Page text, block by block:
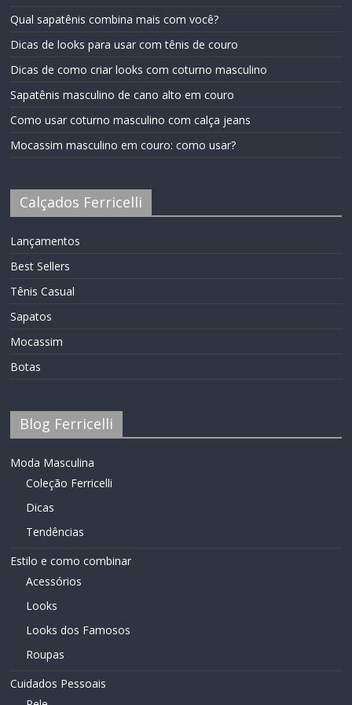
Qual sapatênis combina mais com você?
Dicas de looks para usar com tênis de couro
Dicas de como criar looks com coturno masculino
Sapatênis masculino de cano alto em couro
Como usar coturno masculino com calça jeans
Mocassim masculino em couro: como usar?
Calçados Ferricelli
Lançamentos
Best Sellers
Tênis Casual
Sapatos
Mocassim
Botas
Blog Ferricelli
Moda Masculina
Coleção Ferricelli
Dicas
Tendências
Estilo e como combinar
Acessórios
Looks
Looks dos Famosos
Roupas
Cuidados Pessoais